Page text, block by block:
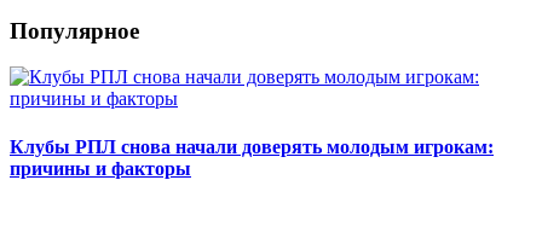
Популярное
Клубы РПЛ снова начали доверять молодым игрокам:
причины и факторы